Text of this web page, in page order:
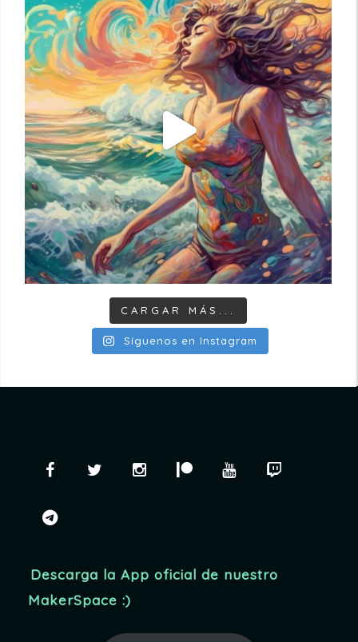
CARGAR MÁS...
Síguenos en Instagram
FacebookTwitter InstagramPatreonYouTube
telegram
Descarga la App oficial de nuestro
MakerSpace :)